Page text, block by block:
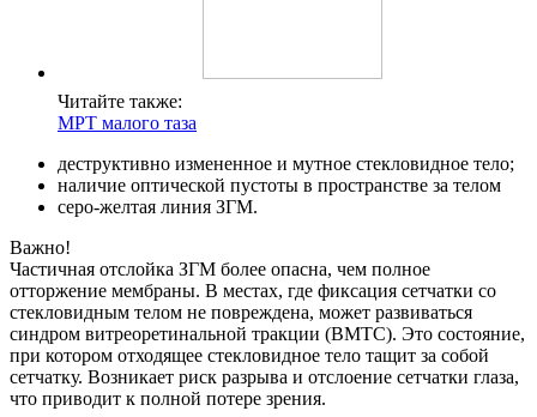
Читайте также:
МРТ малого таза
деструктивно измененное и мутное стекловидное тело;
наличие оптической пустоты в пространстве за телом
серо-желтая линия ЗГМ.
Важно!
Частичная отслойка ЗГМ более опасна, чем полное
отторжение мембраны. В местах, где фиксация сетчатки со
стекловидным телом не повреждена, может развиваться
синдром витреоретинальной тракции (ВМТС). Это состояние,
при котором отходящее стекловидное тело тащит за собой
сетчатку. Возникает риск разрыва и отслоение сетчатки глаза,
что приводит к полной потере зрения.